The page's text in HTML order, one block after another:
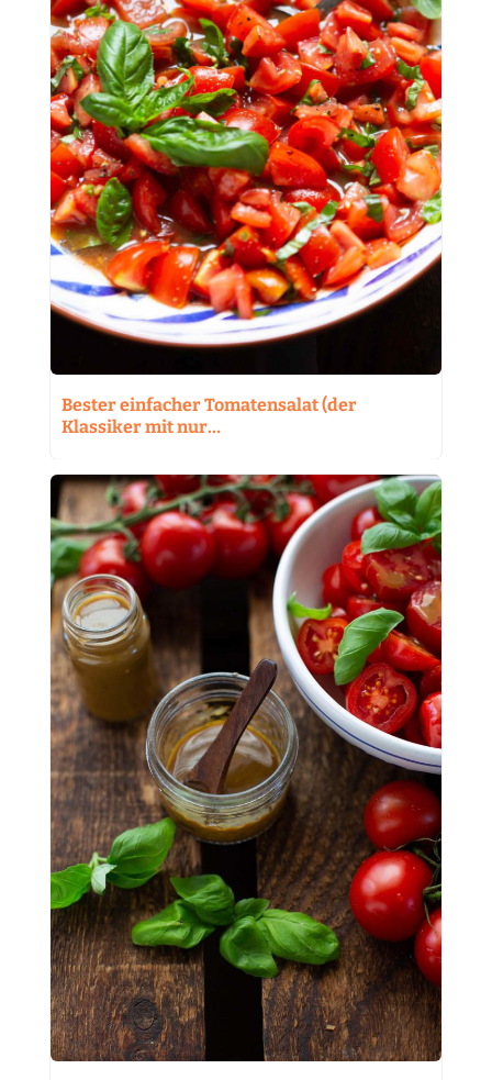
Bester einfacher Tomatensalat (der
Klassiker mit nur…